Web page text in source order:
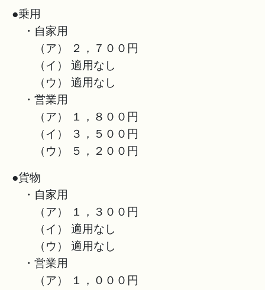
●乗用
・自家用
（ア） ２，７００円
（イ） 適用なし
（ウ） 適用なし
・営業用
（ア） １，８００円
（イ） ３，５００円
（ウ） ５，２００円
●貨物
・自家用
（ア） １，３００円
（イ） 適用なし
（ウ） 適用なし
・営業用
（ア） １，０００円